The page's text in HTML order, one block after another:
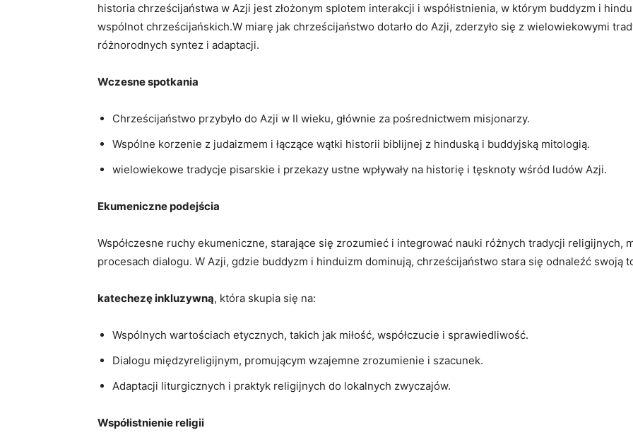
historia chrześcijaństwa w Azji jest złożonym splotem ⁤interakcji i współistnienia, w którym buddyzm⁢ i
wspólnot chrześcijańskich.W miarę jak chrześcijaństwo dotarło do Azji, zderzyło się z wielowiekowymi
różnorodnych syntez⁢ i adaptacji.
Wczesne spotkania
Chrześcijaństwo przybyło​ do Azji w II ‍wieku, ⁤głównie za ⁢pośrednictwem misjonarzy.
Wspólne korzenie z⁣ judaizmem ⁤i łączące⁣ wątki historii biblijnej ⁣z hinduską i buddyjską⁣ mitologią.
wielowiekowe⁤ tradycje ‌pisarskie i przekazy ustne wpływały na historię i tęsknoty wśród ludów Azji.
Ekumeniczne ⁣podejścia
Współczesne ruchy ekumeniczne, starające się zrozumieć i integrować nauki różnych tradycji religijnych,
procesach dialogu.‍ W Azji,⁢ gdzie buddyzm i hinduizm dominują,⁤ chrześcijaństwo stara⁣ się odnaleźć swoją
katechezę inkluzywną, która skupia się na:
Wspólnych wartościach etycznych, takich jak miłość, współczucie i sprawiedliwość.
Dialogu międzyreligijnym, promującym wzajemne zrozumienie i szacunek.
Adaptacji liturgicznych i⁤ praktyk religijnych do lokalnych zwyczajów.
Współistnienie religii